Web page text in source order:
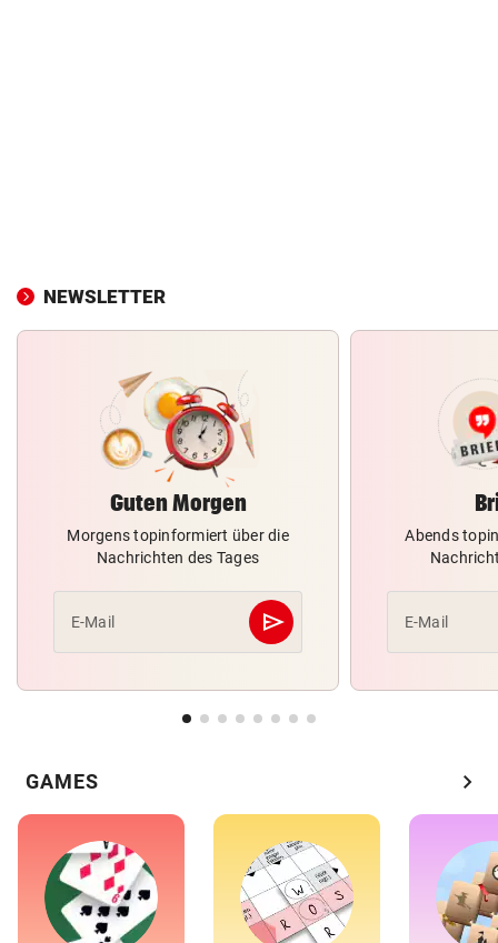
NEWSLETTER
Guten Morgen
Morgens topinformiert über die
Nachrichten des Tages
E-Mail send
Abschicken
Abends
E-Mail
GAMES chevron_right